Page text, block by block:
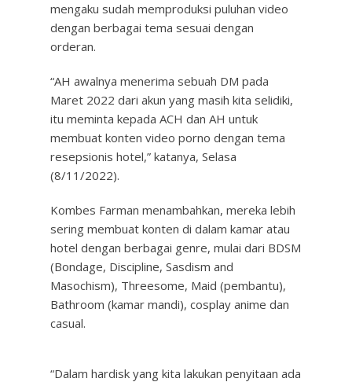
mengaku sudah memproduksi puluhan video
dengan berbagai tema sesuai dengan
orderan.
“AH awalnya menerima sebuah DM pada
Maret 2022 dari akun yang masih kita selidiki,
itu meminta kepada ACH dan AH untuk
membuat konten video porno dengan tema
resepsionis hotel,” katanya, Selasa
(8/11/2022).
Kombes Farman menambahkan, mereka lebih
sering membuat konten di dalam kamar atau
hotel dengan berbagai genre, mulai dari BDSM
(Bondage, Discipline, Sasdism and
Masochism), Threesome, Maid (pembantu),
Bathroom (kamar mandi), cosplay anime dan
casual.
“Dalam hardisk yang kita lakukan penyitaan ada